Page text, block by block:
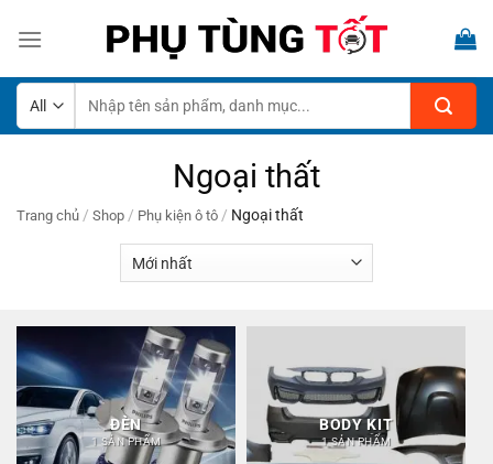
kiếm:
Ngoại thất
Trang chủ / Shop / Phụ kiện ô tô / Ngoại thất
ĐÈN
1 SẢN PHẨM
BODY KIT
1 SẢN PHẨM